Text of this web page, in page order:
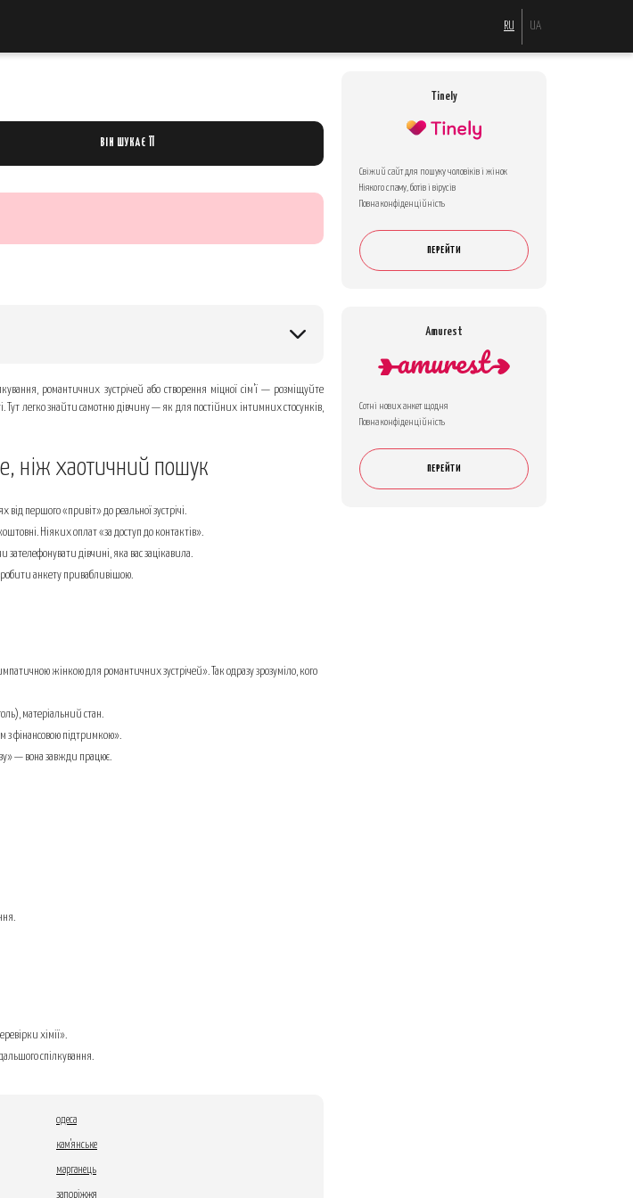
RU UA
ВІН ШУКАЄ ЇЇ
романтичних зустрічей або створення міцної сім’ї — розміщуйте
Тут легко знайти самотню дівчину — як для постійних інтимних стосунків,
ніж хаотичний пошук
першого «привіт» до реальної зустрічі.
Ніяких оплат «за доступ до контактів».
дівчині, яка вас зацікавила.
анкету привабливішою.
жінкою для романтичних зустрічей». Так одразу зрозуміло, кого
матеріальний стан.
з фінансовою підтримкою».
— вона завжди працює.
хімії».
спілкування.
одеса
кам'янське
марганець
запоріжжя
Tinely
Свіжий сайт для пошуку чоловіків і жінок
Ніякого спаму, ботів і вірусів
Повна конфіденційність
ПЕРЕЙТИ
Amurest
Сотні нових анкет щодня
Повна конфіденційність
ПЕРЕЙТИ